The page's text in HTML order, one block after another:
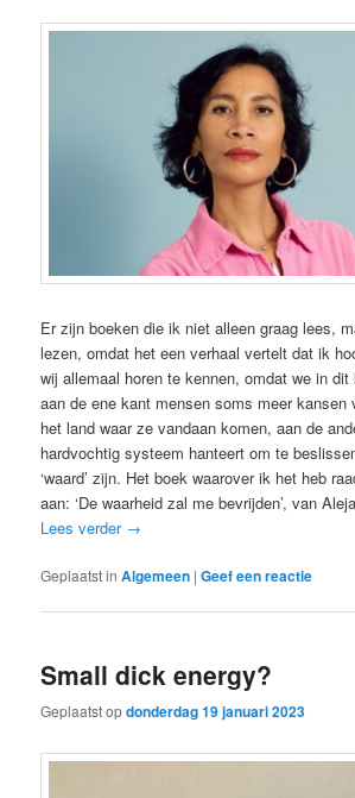
Er zijn boeken die ik niet alleen graag lees,
lezen, omdat het een verhaal vertelt dat ik
wij allemaal horen te kennen, omdat we in dit
aan de ene kant mensen soms meer kansen
het land waar ze vandaan komen, aan de
hardvochtig systeem hanteert om te
‘waard’ zijn. Het boek waarover ik het heb
aan: ‘De waarheid zal me bevrijden’, van
Lees verder →
Geplaatst in Algemeen |Geef een reactie
Small dick energy?
Geplaatst opdonderdag 19 januari 2023